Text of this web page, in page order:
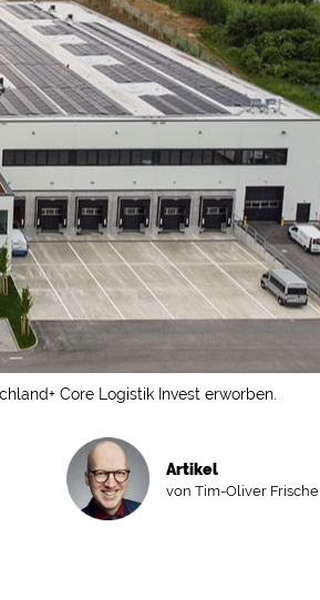
Core Logistik Invest erworben.
Artikel
von Tim-Oliver Frische